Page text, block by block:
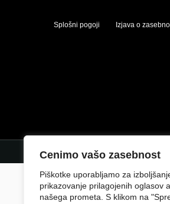
Cenimo vašo zasebnost
Piškotke uporabljamo za
prikazovanje prilagojenih oglasov
našega prometa. S klikom na
Splošni pogoji Izjava o